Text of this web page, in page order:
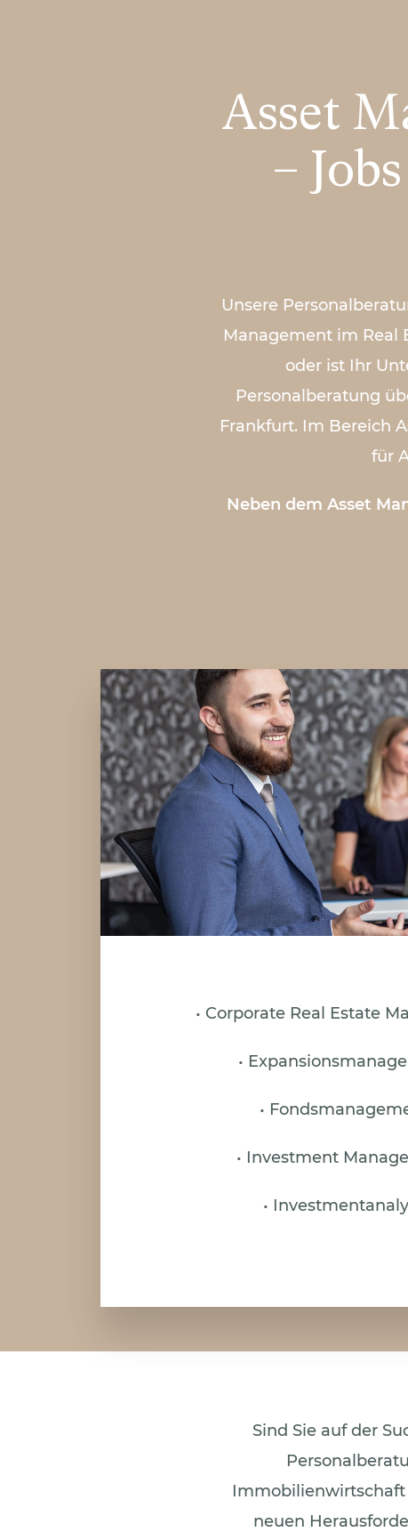
Asset
–
Unsere
Management im Real
oder ist Ihr
Personalberatung
Frankfurt. Im Bereich
für
Neben dem Asset
• Corporate Real Estate
•
•
• Investment
•
Sind Sie auf der
Immobilienwirtschaft
neuen